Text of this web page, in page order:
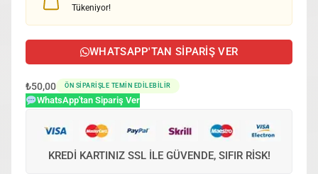
Tükeniyor!
WHATSAPP'TAN SIPARIŞ VER
₺50,00 ÖN SIPARIŞLE TEMIN EDILEBILIR
WhatsApp'tan Sipariş Ver
KREDI KARTINIZ SSL ILE GÜVENDE, SIFIR RISK!